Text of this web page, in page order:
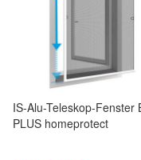
IS-Alu-Teleskop-Fenster
PLUS homeprotect